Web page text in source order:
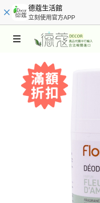
德蔻生活館
立刻使用官方APP